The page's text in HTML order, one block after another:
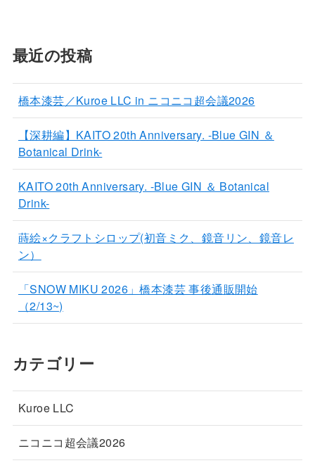
最近の投稿
橋本漆芸／Kuroe LLC in ニコニコ超会議2026
【深耕編】KAITO 20th Anniversary. -Blue GIN ＆
Botanical Drink-
KAITO 20th Anniversary. -Blue GIN ＆ Botanical
Drink-
蒔絵×クラフトシロップ(初音ミク、鏡音リン、鏡音レ
ン）
「SNOW MIKU 2026」橋本漆芸 事後通販開始
（2/13~)
カテゴリー
Kuroe LLC
ニコニコ超会議2026